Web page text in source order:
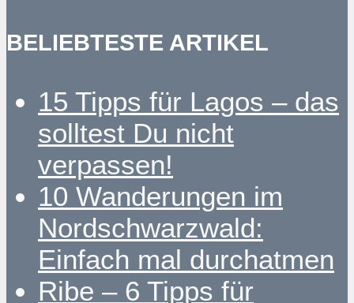
BELIEBTESTE ARTIKEL
15 Tipps für Lagos – das
solltest Du nicht
verpassen!
10 Wanderungen im
Nordschwarzwald:
Einfach mal durchatmen
Ribe – 6 Tipps für